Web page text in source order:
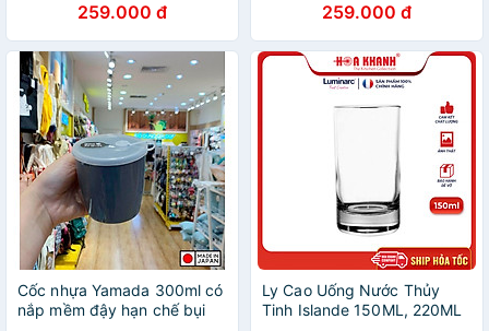
ống hút, cách nhiệt tốt,
miệng rộng - JoyMall
259.000 đ
chính hãng, có ống hút, có
nắp đậy - JoyMall
259.000 đ
Cốc nhựa Yamada 300ml có
nắp mềm đậy hạn chế bụi
Ly Cao Uống Nước Thủy
Tinh Islande 150ML, 220ML